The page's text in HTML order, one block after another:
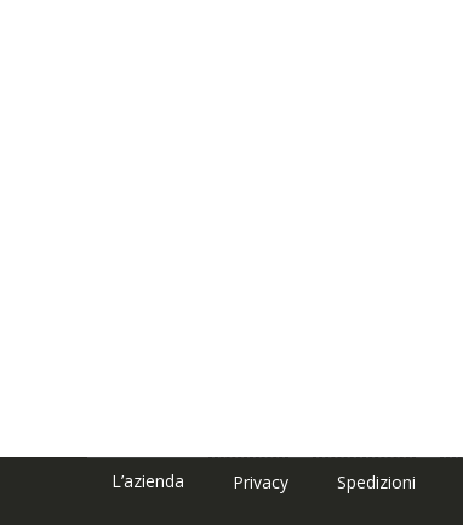
L’azienda Privacy Spedizioni